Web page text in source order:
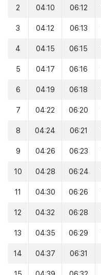
2 04:10 06:12
3 04:12 06:13
4 04:15 06:15
5 04:17 06:16
6 04:19 06:18
7 04:22 06:20
8 04:24 06:21
9 04:26 06:23
10 04:28 06:24
11 04:30 06:26
12 04:32 06:28
13 04:35 06:29
14 04:37 06:31